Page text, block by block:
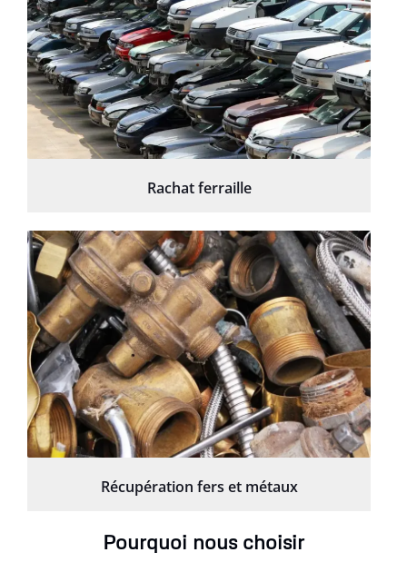
Rachat ferraille
Récupération fers et métaux
Pourquoi nous choisir